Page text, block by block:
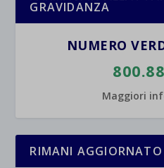
GRAVIDANZA
NUMERO
Maggiori
RIMANI AGGIORNATO
wpc*